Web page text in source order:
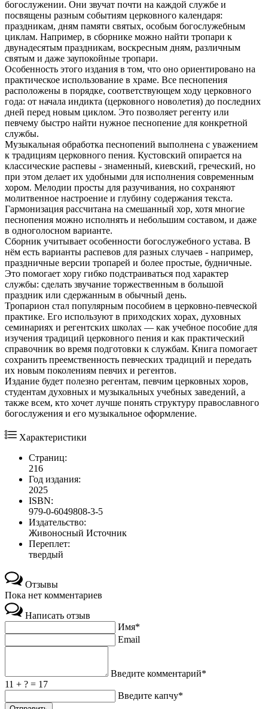
богослужении. Они звучат почти на каждой службе и
посвящены разным событиям церковного календаря:
праздникам, дням памяти святых, особым богослужебным
циклам. Например, в сборнике можно найти тропари к
двунадесятым праздникам, воскресным дням, различным
святым и даже заупокойные тропари.
Особенность этого издания в том, что оно ориентировано на
практическое использование в храме. Все песнопения
расположены в порядке, соответствующем ходу церковного
года: от начала индикта (церковного новолетия) до последних
дней перед новым циклом. Это позволяет регенту или
певчему быстро найти нужное песнопение для конкретной
службы.
Музыкальная обработка песнопений выполнена с уважением
к традициям церковного пения. Кустовский опирается на
классические распевы - знаменный, киевский, греческий, но
при этом делает их удобными для исполнения современным
хором. Мелодии просты для разучивания, но сохраняют
молитвенное настроение и глубину содержания текста.
Гармонизация рассчитана на смешанный хор, хотя многие
песнопения можно исполнять и небольшим составом, и даже
в одноголосном варианте.
Сборник учитывает особенности богослужебного устава. В
нём есть варианты распевов для разных случаев - например,
праздничные версии тропарей и более простые, будничные.
Это помогает хору гибко подстраиваться под характер
службы: сделать звучание торжественным в большой
праздник или сдержанным в обычный день.
Тропарион стал популярным пособием в церковно‑певческой
практике. Его используют в приходских хорах, духовных
семинариях и регентских школах — как учебное пособие для
изучения традиций церковного пения и как практический
справочник во время подготовки к службам. Книга помогает
сохранить преемственность певческих традиций и передать
их новым поколениям певчих и регентов.
Издание будет полезно регентам, певчим церковных хоров,
студентам духовных и музыкальных учебных заведений, а
также всем, кто хочет лучше понять структуру православного
богослужения и его музыкальное оформление.
Характеристики
Страниц:
216
Год издания:
2025
ISBN:
979-0-6049808-3-5
Издательство:
Живоносный Источник
Переплет:
твердый
Отзывы
Пока нет комментариев
Написать отзыв
Имя*
Email
Введите комментарий*
11 + ? = 17
Введите капчу*